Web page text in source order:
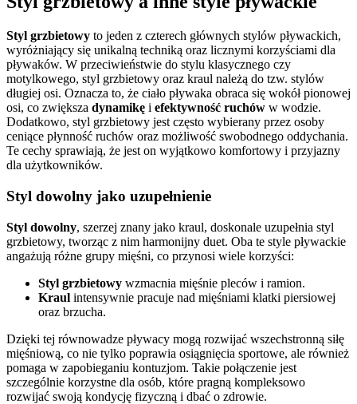
Styl grzbietowy to jeden z czterech głównych stylów pływackich,
wyróżniający się unikalną techniką oraz licznymi korzyściami dla
pływaków. W przeciwieństwie do stylu klasycznego czy
motylkowego, styl grzbietowy oraz kraul należą do tzw. stylów
długiej osi. Oznacza to, że ciało pływaka obraca się wokół pionowej
osi, co zwiększa dynamikę i efektywność ruchów w wodzie.
Dodatkowo, styl grzbietowy jest często wybierany przez osoby
ceniące płynność ruchów oraz możliwość swobodnego oddychania.
Te cechy sprawiają, że jest on wyjątkowo komfortowy i przyjazny
dla użytkowników.
Styl dowolny jako uzupełnienie
Styl dowolny, szerzej znany jako kraul, doskonale uzupełnia styl
grzbietowy, tworząc z nim harmonijny duet. Oba te style pływackie
angażują różne grupy mięśni, co przynosi wiele korzyści:
Styl grzbietowy wzmacnia mięśnie pleców i ramion.
Kraul intensywnie pracuje nad mięśniami klatki piersiowej
oraz brzucha.
Dzięki tej równowadze pływacy mogą rozwijać wszechstronną siłę
mięśniową, co nie tylko poprawia osiągnięcia sportowe, ale również
pomaga w zapobieganiu kontuzjom. Takie połączenie jest
szczególnie korzystne dla osób, które pragną kompleksowo
rozwijać swoją kondycję fizyczną i dbać o zdrowie.